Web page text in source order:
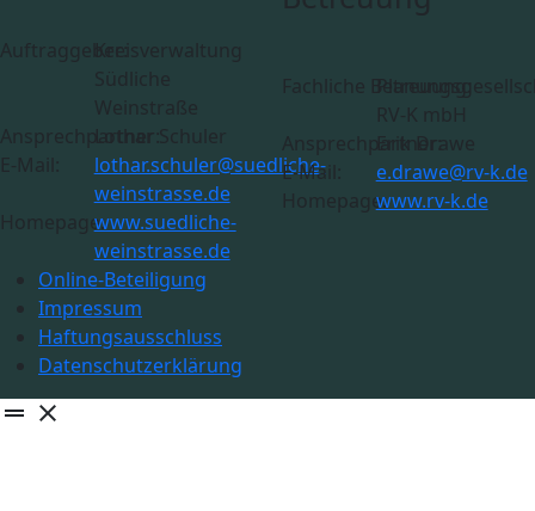
Ansprechpartner:Lothar Schuler
lothar.schuler@suedliche-
weinstrasse.de
Homepage:www.suedliche-
weinstrasse.de
Fachliche Betreuung:
Ansprechpartner:
Erik Drawe
E-Mail:
e.drawe@rv-k.de
Homepage:www.rv-k.de
Online-Beteiligung
Impressum
Haftungsausschluss
Datenschutzerklärung
drag_handle close